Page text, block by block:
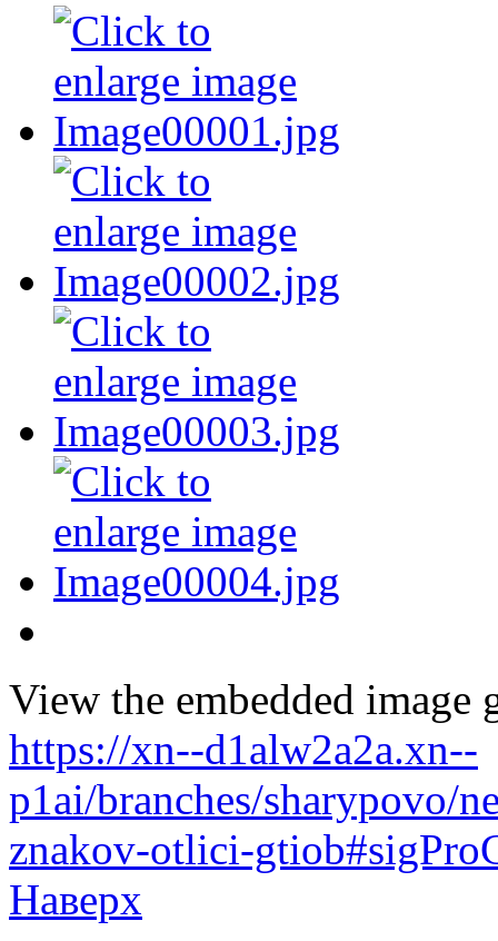
View the embedded image
https://xn--d1alw2a2a.xn--
p1ai/branches/sharypovo/
znakov-otlici-
Наверх